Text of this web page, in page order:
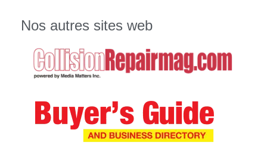
Nos autres sites web